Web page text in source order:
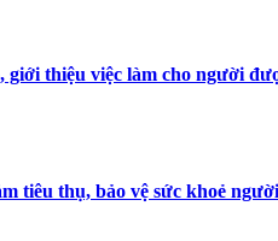
thiệu việc làm cho người
tiêu thụ, bảo vệ sức khoẻ